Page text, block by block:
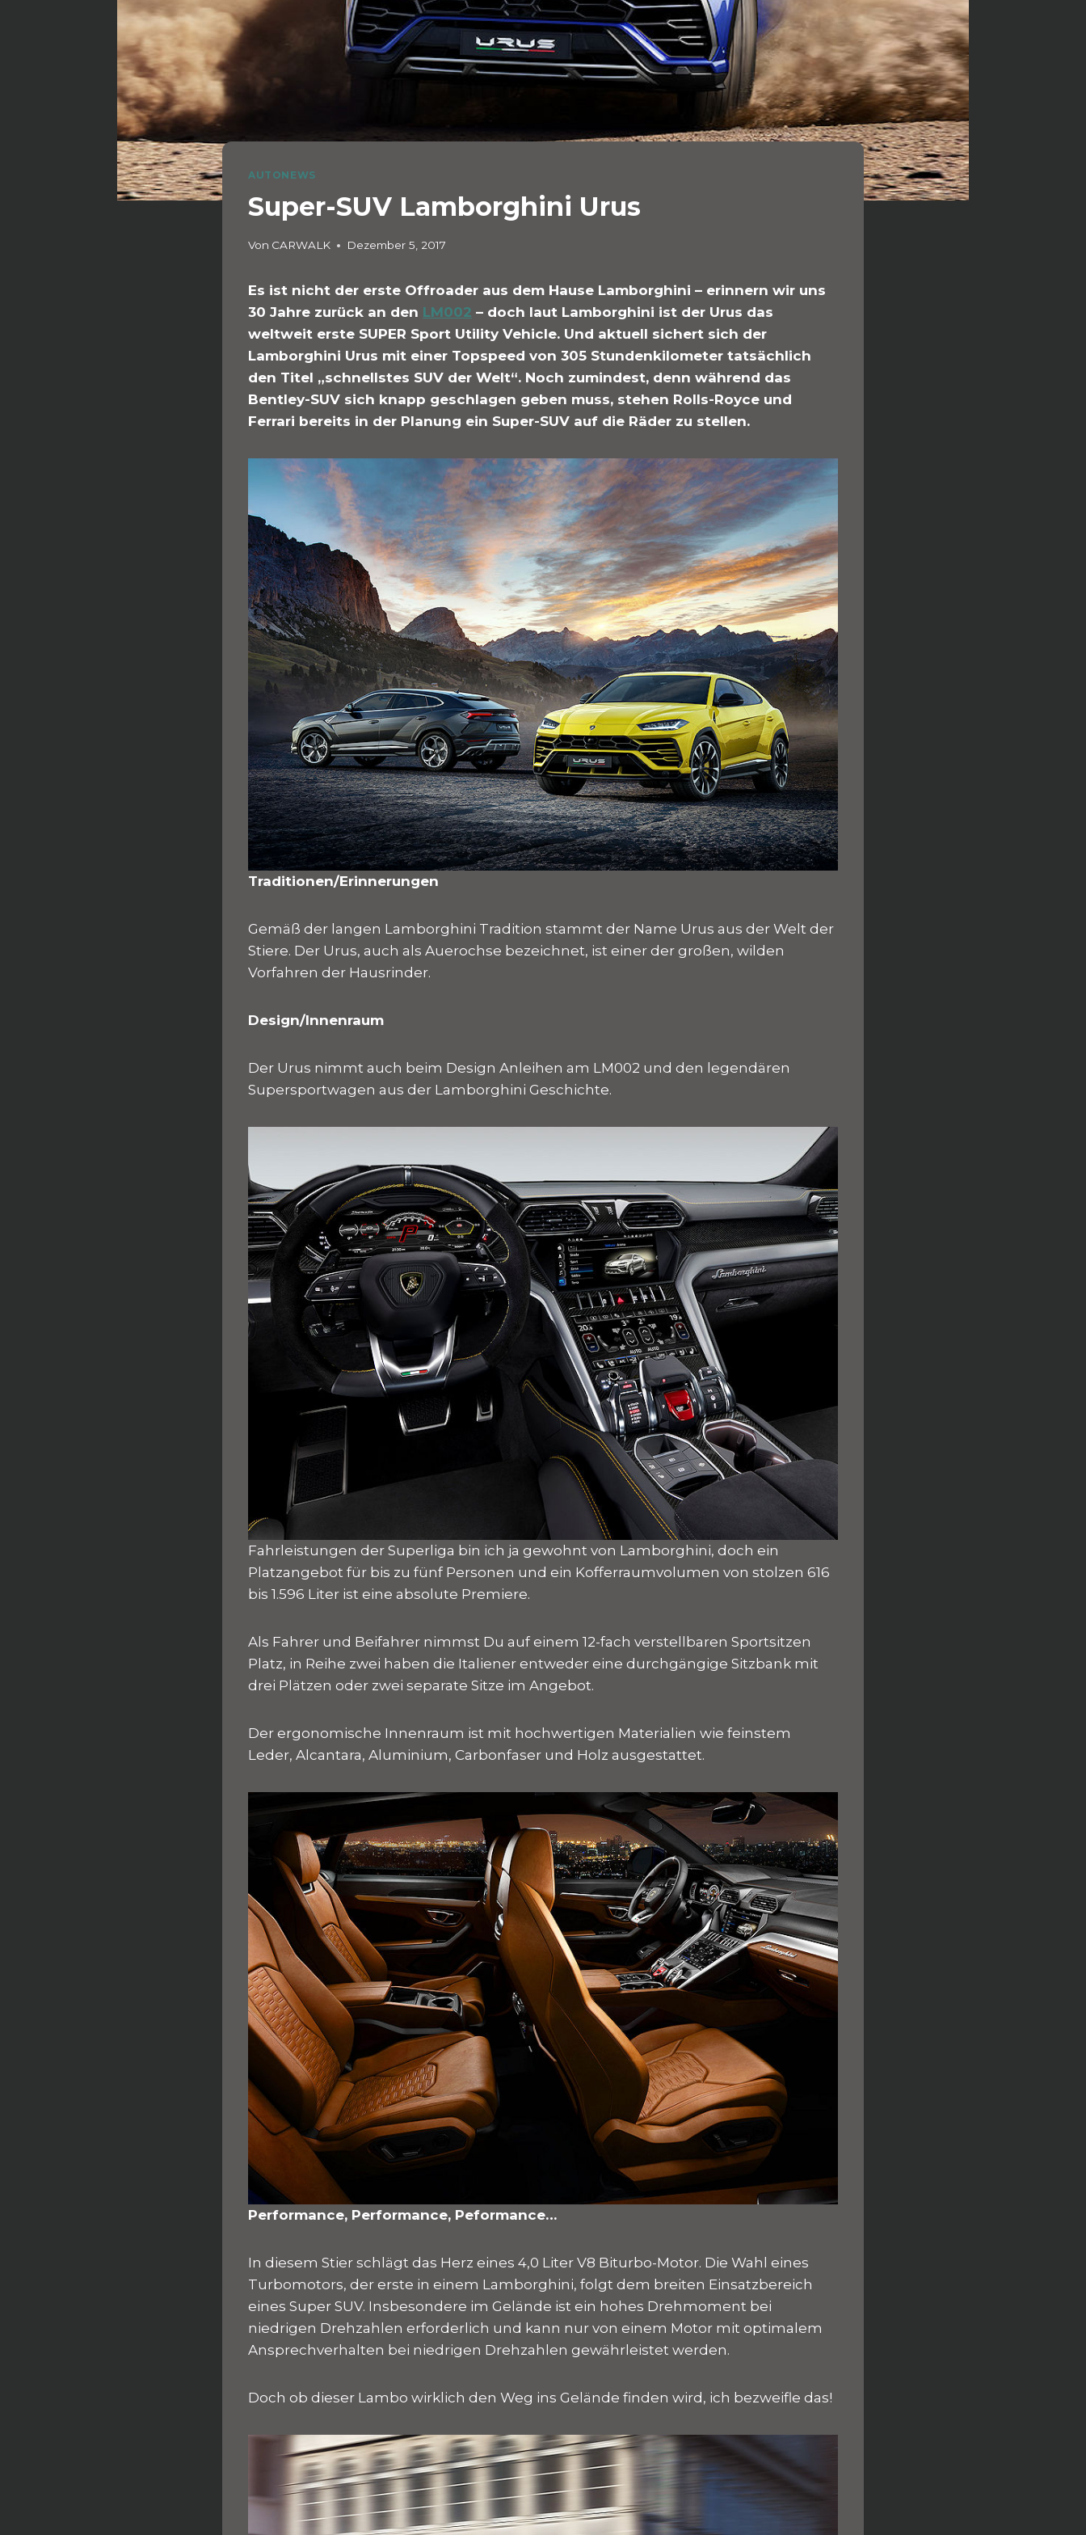
AUTONEWS
Super-SUV Lamborghini Urus
Von CARWALK Dezember 5, 2017
Es ist nicht der erste Offroader aus dem Hause Lamborghini – erinnern wir uns
30 Jahre zurück an den LM002 – doch laut Lamborghini ist der Urus das
weltweit erste SUPER Sport Utility Vehicle. Und aktuell sichert sich der
Lamborghini Urus mit einer Topspeed von 305 Stundenkilometer tatsächlich
den Titel „schnellstes SUV der Welt“. Noch zumindest, denn während das
Bentley-SUV sich knapp geschlagen geben muss, stehen Rolls-Royce und
Ferrari bereits in der Planung ein Super-SUV auf die Räder zu stellen.
Traditionen/Erinnerungen
Gemäß der langen Lamborghini Tradition stammt der Name Urus aus der Welt der
Stiere. Der Urus, auch als Auerochse bezeichnet, ist einer der großen, wilden
Vorfahren der Hausrinder.
Design/Innenraum
Der Urus nimmt auch beim Design Anleihen am LM002 und den legendären
Supersportwagen aus der Lamborghini Geschichte.
Fahrleistungen der Superliga bin ich ja gewohnt von Lamborghini, doch ein
Platzangebot für bis zu fünf Personen und ein Kofferraumvolumen von stolzen 616
bis 1.596 Liter ist eine absolute Premiere.
Als Fahrer und Beifahrer nimmst Du auf einem 12-fach verstellbaren Sportsitzen
Platz, in Reihe zwei haben die Italiener entweder eine durchgängige Sitzbank mit
drei Plätzen oder zwei separate Sitze im Angebot.
Der ergonomische Innenraum ist mit hochwertigen Materialien wie feinstem
Leder, Alcantara, Aluminium, Carbonfaser und Holz ausgestattet.
Performance, Performance, Peformance…
In diesem Stier schlägt das Herz eines 4,0 Liter V8 Biturbo-Motor. Die Wahl eines
Turbomotors, der erste in einem Lamborghini, folgt dem breiten Einsatzbereich
eines Super SUV. Insbesondere im Gelände ist ein hohes Drehmoment bei
niedrigen Drehzahlen erforderlich und kann nur von einem Motor mit optimalem
Ansprechverhalten bei niedrigen Drehzahlen gewährleistet werden.
Doch ob dieser Lambo wirklich den Weg ins Gelände finden wird, ich bezweifle das!